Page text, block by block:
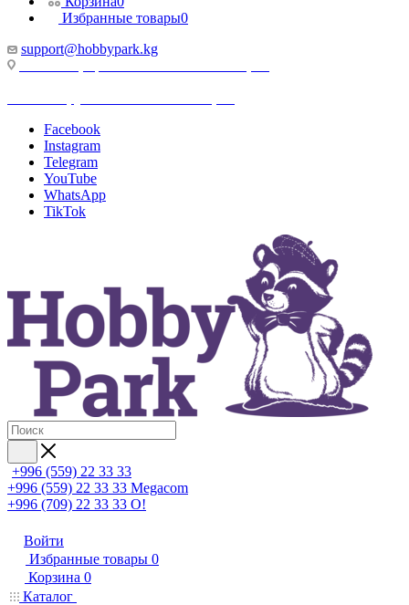
Избранные товары0
support@hobbypark.kg
Facebook
Instagram
Telegram
YouTube
WhatsApp
TikTok
+996 (559) 22 33 33
+996 (559) 22 33 33 Megacom
+996 (709) 22 33 33 O!
Войти
Избранные товары 0
Корзина 0
Каталог